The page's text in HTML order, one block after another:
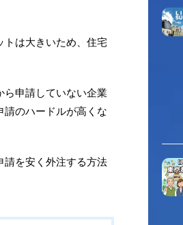
トは大きいため、住宅
ら申請していない企業
請のハードルが高くな
請を安く外注する方法